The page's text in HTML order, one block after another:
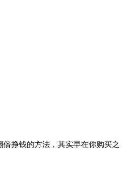
挣钱的方法，其实早在你购买之